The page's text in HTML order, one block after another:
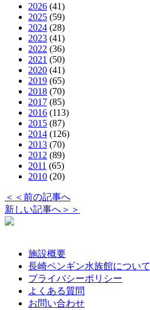
2026 (41)
2025 (59)
2024 (28)
2023 (41)
2022 (36)
2021 (50)
2020 (41)
2019 (65)
2018 (70)
2017 (85)
2016 (113)
2015 (87)
2014 (126)
2013 (70)
2012 (89)
2011 (65)
2010 (20)
＜＜前の記事へ
新しい記事へ＞＞
施設概要
長崎ペンギン水族館について
プライバシーポリシー
よくある質問
お問い合わせ